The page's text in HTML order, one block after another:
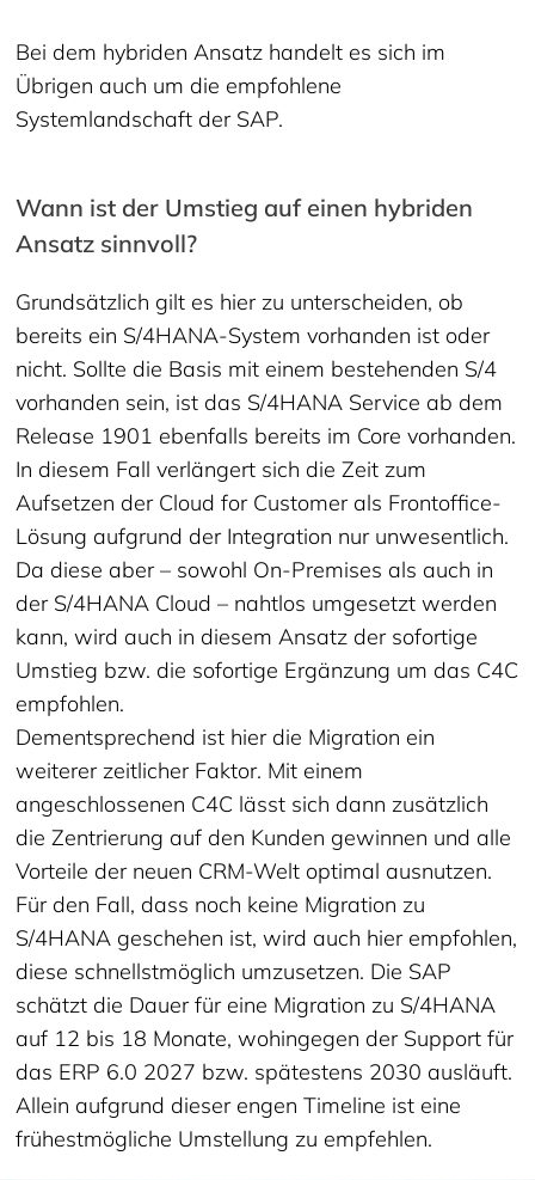
Bei dem hybriden Ansatz handelt es sich im
Übrigen auch um die empfohlene
Systemlandschaft der SAP.
Wann ist der Umstieg auf einen hybriden
Ansatz sinnvoll?
Grundsätzlich gilt es hier zu unterscheiden, ob
bereits ein S/4HANA-System vorhanden ist oder
nicht. Sollte die Basis mit einem bestehenden S/4
vorhanden sein, ist das S/4HANA Service ab dem
Release 1901 ebenfalls bereits im Core vorhanden.
In diesem Fall verlängert sich die Zeit zum
Aufsetzen der Cloud for Customer als Frontoffice-
Lösung aufgrund der Integration nur unwesentlich.
Da diese aber – sowohl On-Premises als auch in
der S/4HANA Cloud – nahtlos umgesetzt werden
kann, wird auch in diesem Ansatz der sofortige
Umstieg bzw. die sofortige Ergänzung um das C4C
empfohlen.
Dementsprechend ist hier die Migration ein
weiterer zeitlicher Faktor. Mit einem
angeschlossenen C4C lässt sich dann zusätzlich
die Zentrierung auf den Kunden gewinnen und alle
Vorteile der neuen CRM-Welt optimal ausnutzen.
Für den Fall, dass noch keine Migration zu
S/4HANA geschehen ist, wird auch hier empfohlen,
diese schnellstmöglich umzusetzen. Die SAP
schätzt die Dauer für eine Migration zu S/4HANA
auf 12 bis 18 Monate, wohingegen der Support für
das ERP 6.0 2027 bzw. spätestens 2030 ausläuft.
Allein aufgrund dieser engen Timeline ist eine
frühestmögliche Umstellung zu empfehlen.